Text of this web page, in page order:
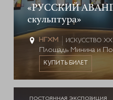
«РУССКИЙ
скульптура»
ИСКУССТВО
Площадь Минина и
КУПИТЬ БИЛЕТ
ПОСТОЯННАЯ ЭКСПОЗИЦИЯ